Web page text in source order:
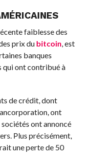
faiblesse des
prix du bitcoin, est
banques
qui ont contribué à
de crédit, dont
ont
ont annoncé
Plus précisément,
une perte de 50